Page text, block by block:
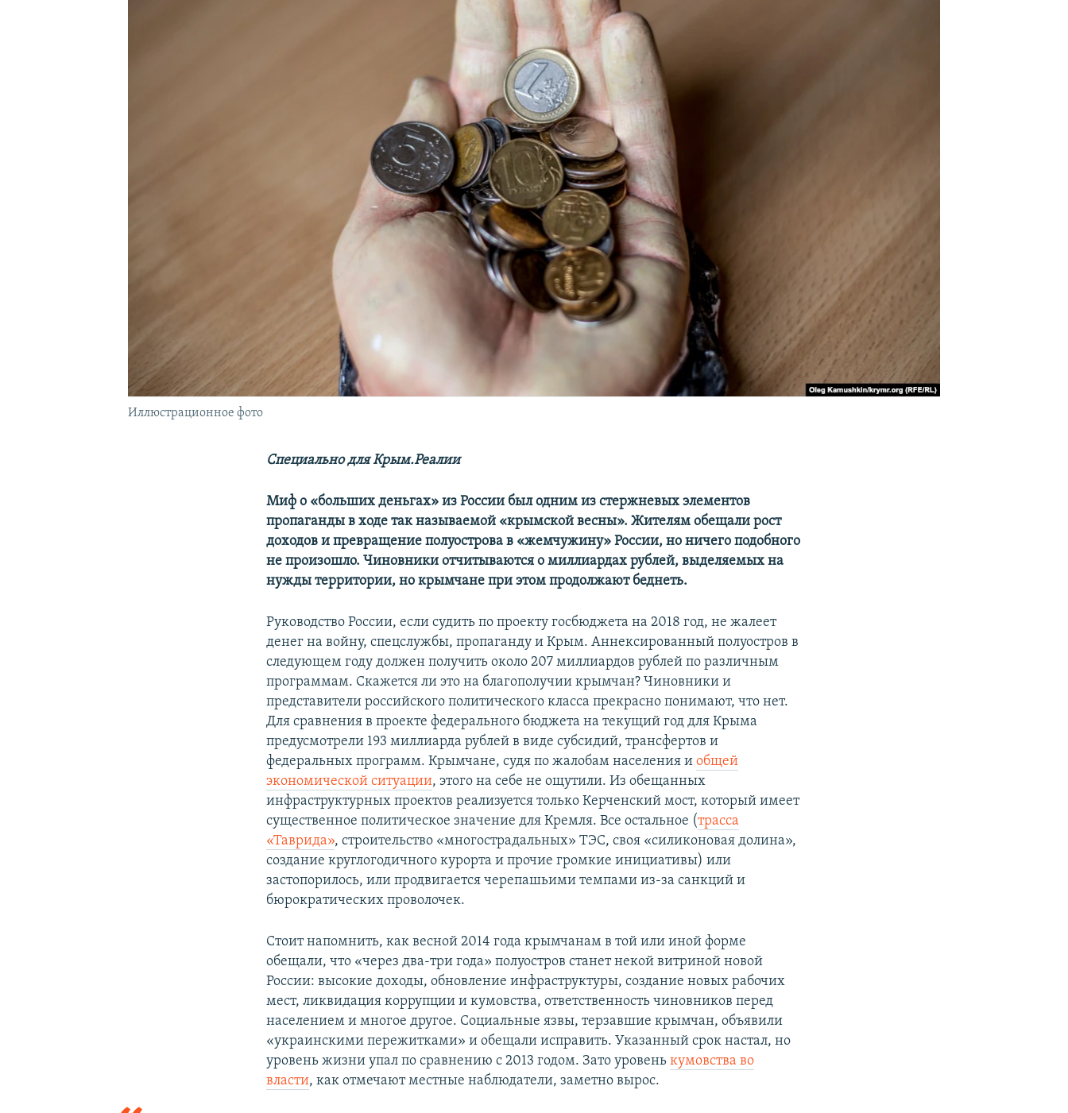
Иллюстрационное фото
Специально для Крым.Реалии
Миф о «больших деньгах» из России был одним из стержневых элементов
пропаганды в ходе так называемой «крымской весны». Жителям обещали рост
доходов и превращение полуострова в «жемчужину» России, но ничего подобного
не произошло. Чиновники отчитываются о миллиардах рублей, выделяемых на
нужды территории, но крымчане при этом продолжают беднеть.
Руководство России, если судить по проекту госбюджета на 2018 год, не жалеет
денег на войну, спецслужбы, пропаганду и Крым. Аннексированный полуостров в
следующем году должен получить около 207 миллиардов рублей по различным
программам. Скажется ли это на благополучии крымчан? Чиновники и
представители российского политического класса прекрасно понимают, что нет.
Для сравнения в проекте федерального бюджета на текущий год для Крыма
предусмотрели 193 миллиарда рублей в виде субсидий, трансфертов и
федеральных программ. Крымчане, судя по жалобам населения иобщей
экономической ситуации, этого на себе не ощутили. Из обещанных
инфраструктурных проектов реализуется только Керченский мост, который имеет
существенное политическое значение для Кремля. Все остальное (трасса
«Таврида», строительство «многострадальных» ТЭС, своя «силиконовая долина»,
создание круглогодичного курорта и прочие громкие инициативы) или
застопорилось, или продвигается черепашьими темпами из-за санкций и
бюрократических проволочек.
Стоит напомнить, как весной 2014 года крымчанам в той или иной форме
обещали, что «через два-три года» полуостров станет некой витриной новой
России: высокие доходы, обновление инфраструктуры, создание новых рабочих
мест, ликвидация коррупции и кумовства, ответственность чиновников перед
населением и многое другое. Социальные язвы, терзавшие крымчан, объявили
«украинскими пережитками» и обещали исправить. Указанный срок настал, но
уровень жизни упал по сравнению с 2013 годом. Зато уровенькумовства во
власти, как отмечают местные наблюдатели, заметно вырос.